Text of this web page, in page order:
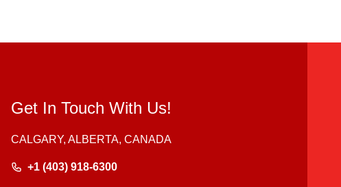
Get In Touch With Us!
CALGARY, ALBERTA, CANADA
+1 (403) 918-6300